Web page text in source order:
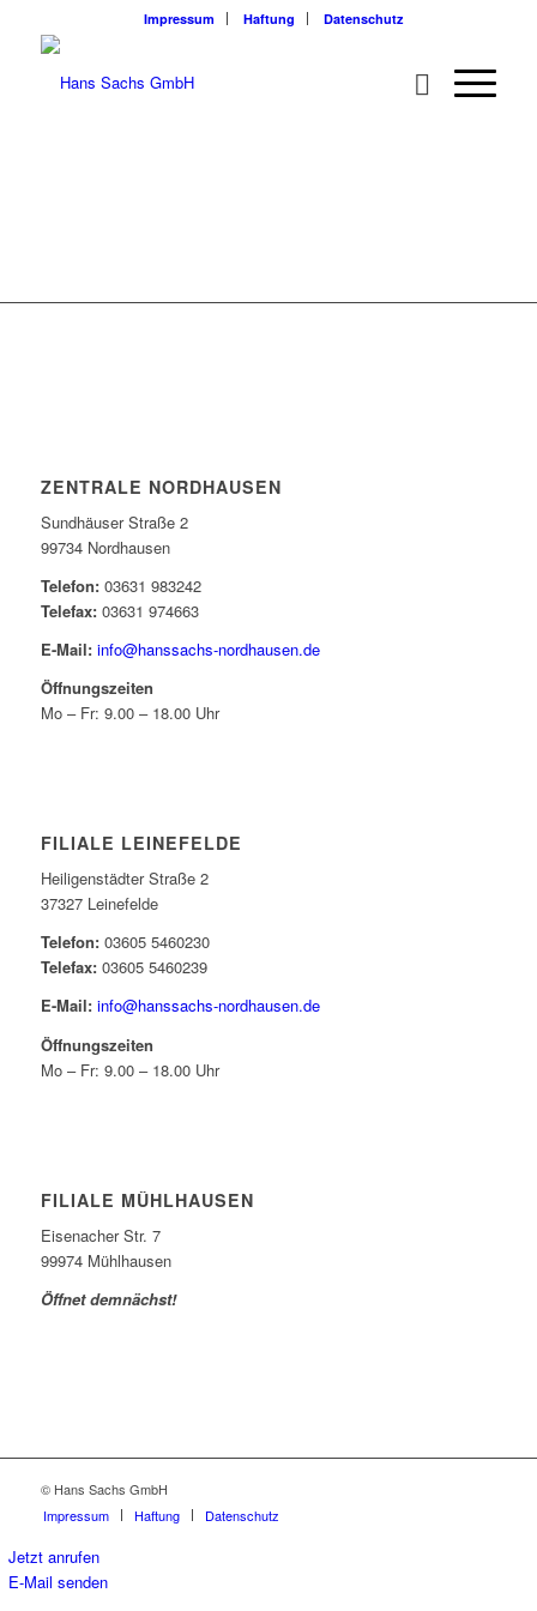
Impressum Haftung Datenschutz
ZENTRALE NORDHAUSEN
Sundhäuser Straße 2
99734 Nordhausen
Telefon:03631 983242
Telefax:03631 974663
E-Mail: info@hanssachs-nordhausen.de
Öffnungszeiten
Mo – Fr: 9.00 – 18.00 Uhr
FILIALE LEINEFELDE
Heiligenstädter Straße 2
37327 Leinefelde
Telefon:03605 5460230
Telefax:03605 5460239
E-Mail: info@hanssachs-nordhausen.de
Öffnungszeiten
Mo – Fr: 9.00 – 18.00 Uhr
FILIALE MÜHLHAUSEN
Eisenacher Str. 7
99974 Mühlhausen
Öffnet demnächst!
© Hans Sachs GmbH
Impressum
Haftung Datenschutz
Jetzt anrufen
E-Mail senden